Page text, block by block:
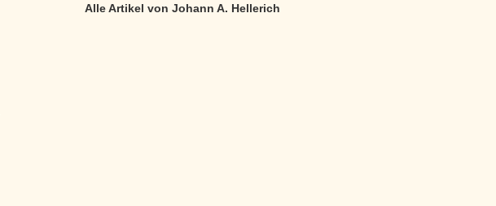
Alle Artikel von Johann A. Hellerich